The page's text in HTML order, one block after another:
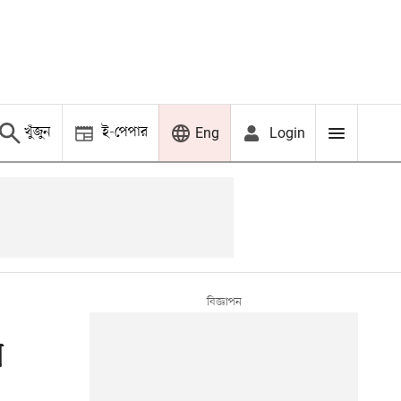
খুঁজুন ই-পেপার Eng Login